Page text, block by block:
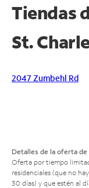
Tiendas
St.
2047 Zumbehl Rd
Detalles de la oferta
Oferta por tiempo
residenciales (que no
30 días) y que estén al